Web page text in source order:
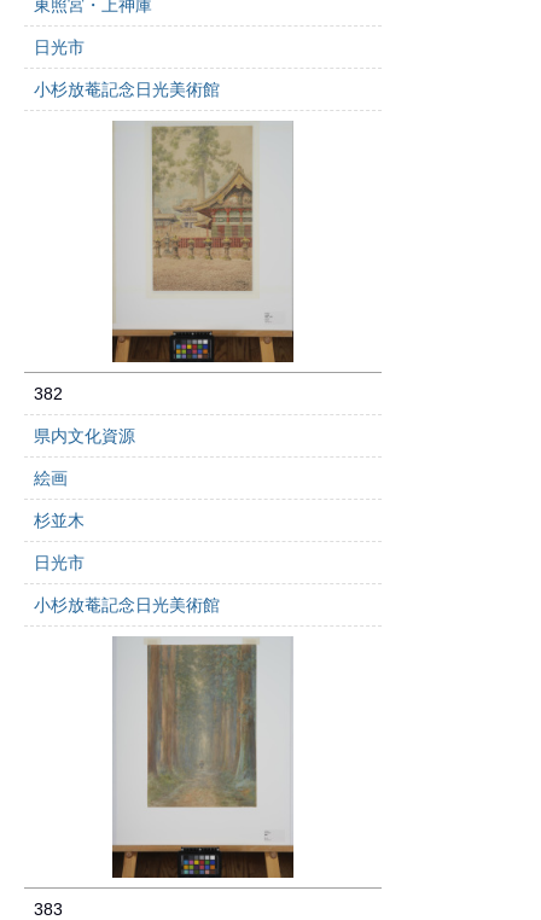
東照宮・上神庫
日光市
小杉放菴記念日光美術館
382
県内文化資源
絵画
杉並木
日光市
小杉放菴記念日光美術館
383